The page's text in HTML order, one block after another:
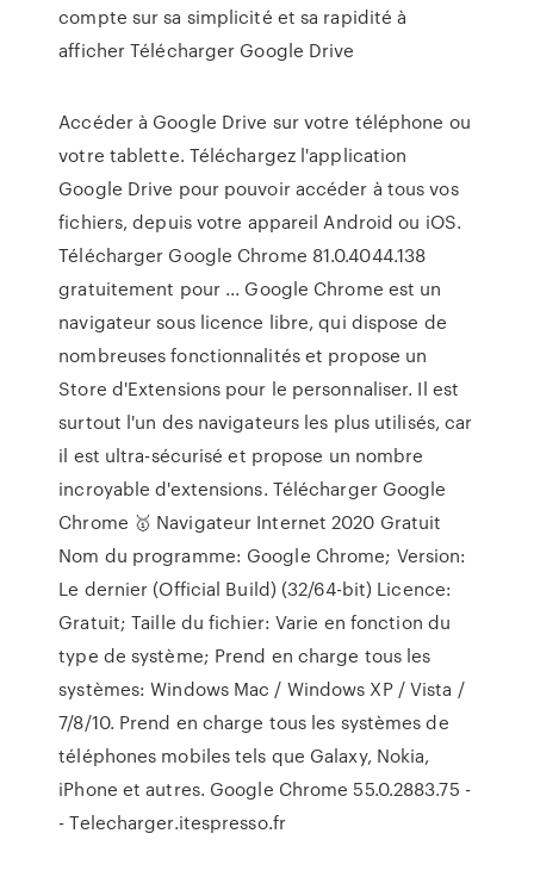
compte sur sa simplicité et sa rapidité à
afficher Télécharger Google Drive
Accéder à Google Drive sur votre téléphone ou
votre tablette. Téléchargez l'application
Google Drive pour pouvoir accéder à tous vos
fichiers, depuis votre appareil Android ou iOS.
Télécharger Google Chrome 81.0.4044.138
gratuitement pour ... Google Chrome est un
navigateur sous licence libre, qui dispose de
nombreuses fonctionnalités et propose un
Store d'Extensions pour le personnaliser. Il est
surtout l'un des navigateurs les plus utilisés, car
il est ultra-sécurisé et propose un nombre
incroyable d'extensions. Télécharger Google
Chrome 🥇 Navigateur Internet 2020 Gratuit
Nom du programme: Google Chrome; Version:
Le dernier (Official Build) (32/64-bit) Licence:
Gratuit; Taille du fichier: Varie en fonction du
type de système; Prend en charge tous les
systèmes: Windows Mac / Windows XP / Vista /
7/8/10. Prend en charge tous les systèmes de
téléphones mobiles tels que Galaxy, Nokia,
iPhone et autres. Google Chrome 55.0.2883.75 -
- Telecharger.itespresso.fr